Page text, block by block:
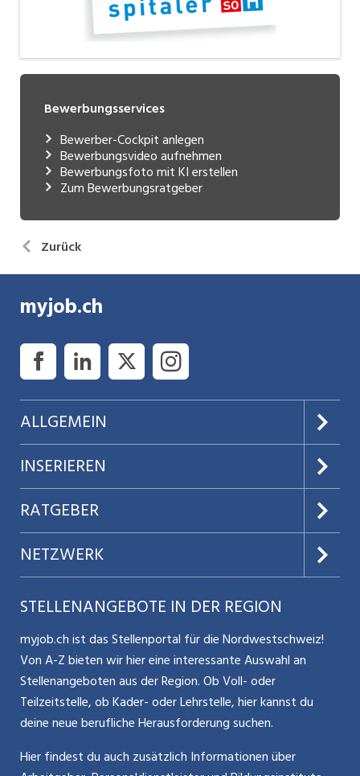
Bewerbungsservices
Bewerber-Cockpit anlegen
Bewerbungsvideo aufnehmen
Bewerbungsfoto mit KI erstellen
Zum Bewerbungsratgeber
Zurück
myjob.ch
ALLGEMEIN
Über uns
AGB
Datenschutz
Nutzungsbedingungen
Glossar
Kontakt
Impressum
INSERIEREN
Preise & Leistungen
Jobs verwalten
Benutzermanual
Bewerber-Cockpit
RATGEBER
Teilzeit / Flexible Arbeitsmodelle
Mitarbeiter 50+ / Pensionierung
Karriere allgemein
NETZWERK
Aargauerzeitung.ch
CH Media
ostjob.ch
zentraljob.ch
jobbasel.ch
STELLENANGEBOTE IN DER REGION
myjob.ch ist das Stellenportal für die Nordwestschweiz!
Von A-Z bieten wir hier eine interessante Auswahl an
Stellenangeboten aus der Region. Ob Voll- oder
Teilzeitstelle, ob Kader- oder Lehrstelle, hier kannst du
deine neue berufliche Herausforderung suchen.
Hier findest du auch zusätzlich Informationen über